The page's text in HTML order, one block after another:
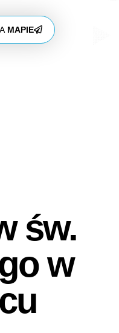
MAPIE
św.
w